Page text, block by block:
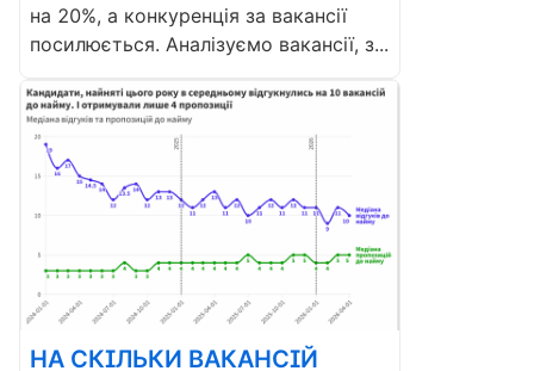
на 20%, а конкуренція за вакансії
посилюється. Аналізуємо вакансії, з...
НА СКІЛЬКИ ВАКАНСІЙ